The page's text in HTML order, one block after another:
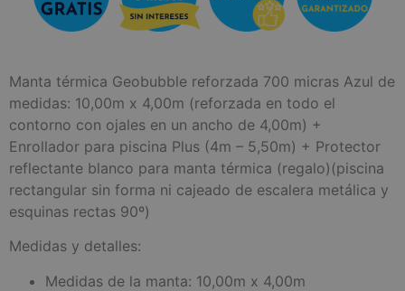
Manta térmica Geobubble reforzada 700 micras Azul de
medidas: 10,00m x 4,00m (reforzada en todo el
contorno con ojales en un ancho de 4,00m) +
Enrollador para piscina Plus (4m – 5,50m) + Protector
reflectante blanco para manta térmica (regalo)(piscina
rectangular sin forma ni cajeado de escalera metálica y
esquinas rectas 90º)
Medidas y detalles:
Medidas de la manta: 10,00m x 4,00m